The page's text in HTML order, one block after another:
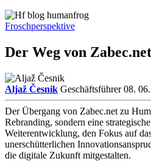
Froschperspektive
Der Weg von
Aljaž Česnik Geschäftsführer08.
Der Übergang von Zabec.net zu
Rebranding, sondern eine
Weiterentwicklung, den Fokus auf
unerschütterlichen
die digitale Zukunft mitgestalten.